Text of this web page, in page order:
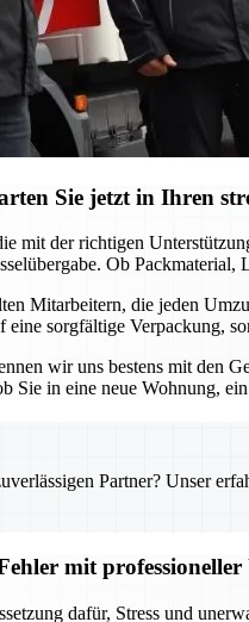
Sie jetzt in Ihren
mit der richtigen
Ob
Mitarbeitern, die jeden
sorgfältige Verpackung,
wir uns bestens mit den
Sie in eine neue Wohnung,
Partner? Unser
mit
dafür, Stress und